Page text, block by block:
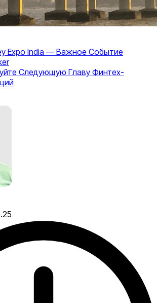
Expo India — Важное Событие
Следующую Главу Финтех-